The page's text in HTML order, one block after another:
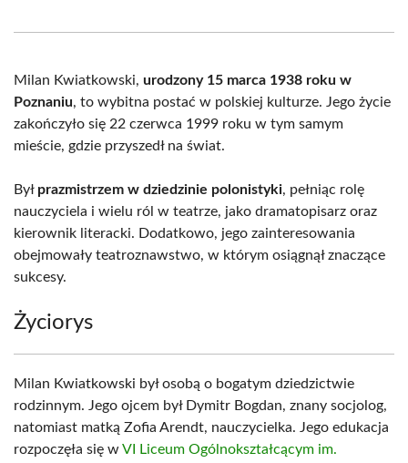
(Twitter)
Milan Kwiatkowski, urodzony 15 marca 1938 roku w
Poznaniu, to wybitna postać w polskiej kulturze. Jego życie
zakończyło się 22 czerwca 1999 roku w tym samym
mieście, gdzie przyszedł na świat.
Był prazmistrzem w dziedzinie polonistyki, pełniąc rolę
nauczyciela i wielu ról w teatrze, jako dramatopisarz oraz
kierownik literacki. Dodatkowo, jego zainteresowania
obejmowały teatroznawstwo, w którym osiągnął znaczące
sukcesy.
Życiorys
Milan Kwiatkowski był osobą o bogatym dziedzictwie
rodzinnym. Jego ojcem był Dymitr Bogdan, znany socjolog,
natomiast matką Zofia Arendt, nauczycielka. Jego edukacja
rozpoczęła się wVI Liceum Ogólnokształcącym im.